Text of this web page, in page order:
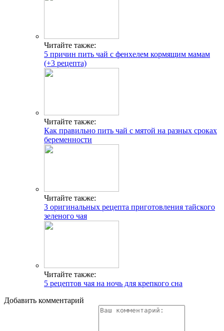
Читайте также:
5 причин пить чай с фенхелем кормящим мамам
(+3 рецепта)
Читайте также:
Как правильно пить чай с мятой на разных сроках
беременности
Читайте также:
3 оригинальных рецепта приготовления тайского
зеленого чая
Читайте также:
5 рецептов чая на ночь для крепкого сна
Добавить комментарий